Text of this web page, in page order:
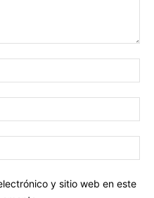
y sitio web en este